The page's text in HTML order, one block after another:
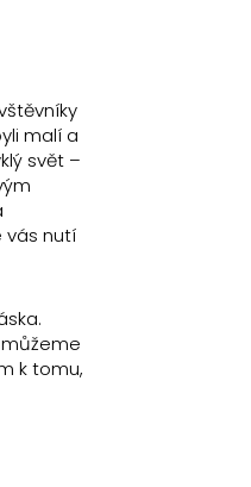
malí a
svět –
vás nutí
k tomu,